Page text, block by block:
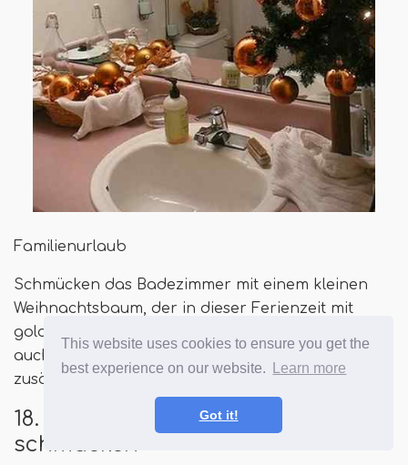
This website uses cookies to ensure you get the
best experience on our website.
Learn more
Got it!
Familienurlaub
Schmücken das Badezimmer mit einem kleinen
Weihnachtsbaum, der in dieser Ferienzeit mit
goldenen Baubles geschmückt ist. Sie können
auch einen Korb voller Weihnachtskugeln für
zusätzlichen Glanz halten.
18. Rebegirlande, die den Spiegel
schmücken